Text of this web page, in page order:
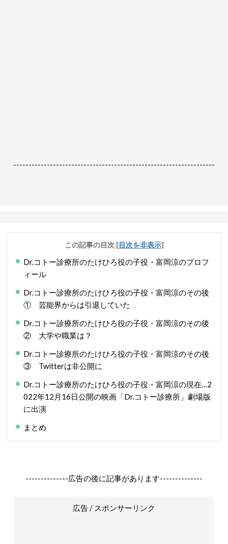
------------------------------------------------------------------
この記事の目次 [目次を非表示]
Dr.コトー診療所のたけひろ役の子役・富岡涼のプロフ
ィール
Dr.コトー診療所のたけひろ役の子役・富岡涼のその後
① 芸能界からは引退していた
Dr.コトー診療所のたけひろ役の子役・富岡涼のその後
② 大学や職業は？
Dr.コトー診療所のたけひろ役の子役・富岡涼のその後
③ Twitterは非公開に
Dr.コトー診療所のたけひろ役の子役・富岡涼の現在…2
022年12月16日公開の映画「Dr.コトー診療所」劇場版
に出演
まとめ
--------------広告の後に記事があります--------------
広告 / スポンサーリンク